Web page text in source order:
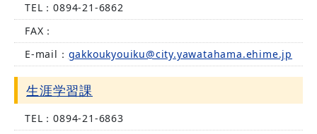
TEL：0894-21-6862
FAX：
E-mail： gakkoukyouiku@city.yawatahama.ehime.jp
生涯学習課
TEL：0894-21-6863